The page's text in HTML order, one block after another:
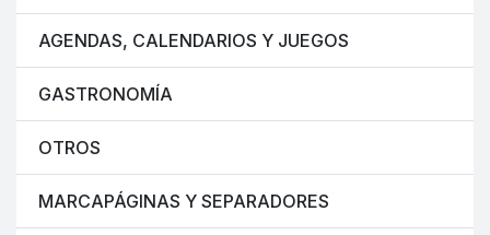
AGENDAS, CALENDARIOS Y JUEGOS
GASTRONOMÍA
OTROS
MARCAPÁGINAS Y SEPARADORES